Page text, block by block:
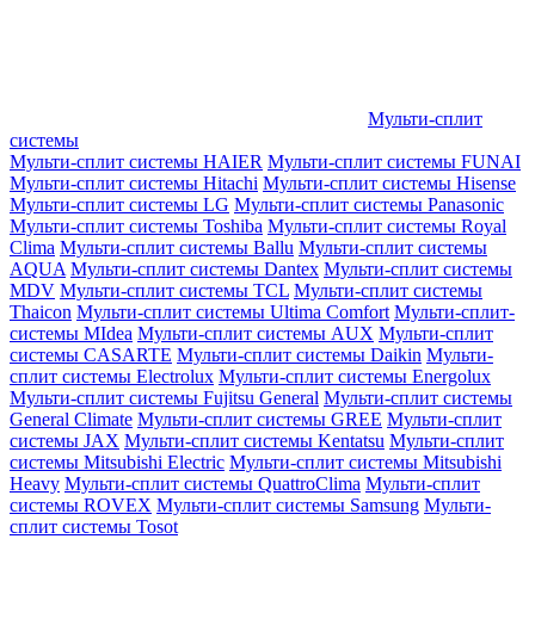
Мульти-сплит
системы
Мульти-сплит системы HAIER Мульти-сплит системы FUNAI
Мульти-сплит системы Hitachi Мульти-сплит системы Hisense
Мульти-сплит системы LG Мульти-сплит системы Panasonic
Мульти-сплит системы Toshiba Мульти-сплит системы Royal
Clima Мульти-сплит системы Ballu Мульти-сплит системы
AQUA Мульти-сплит системы Dantex Мульти-сплит системы
MDV Мульти-сплит системы TCL Мульти-сплит системы
Thaicon Мульти-сплит системы Ultima Comfort Мульти-сплит-
системы MIdea Мульти-сплит системы AUX Мульти-сплит
системы CASARTE Мульти-сплит системы Daikin Мульти-
сплит системы Electrolux Мульти-сплит системы Energolux
Мульти-сплит системы Fujitsu General Мульти-сплит системы
General Climate Мульти-сплит системы GREE Мульти-сплит
системы JAX Мульти-сплит системы Kentatsu Мульти-сплит
системы Mitsubishi Electric Мульти-сплит системы Mitsubishi
Heavy Мульти-сплит системы QuattroClima Мульти-сплит
системы ROVEX Мульти-сплит системы Samsung Мульти-
сплит системы Tosot